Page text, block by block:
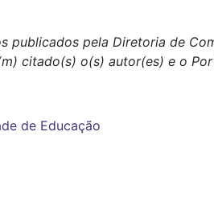
pela Diretoria de
citado(s) o(s) autor(es) e o
de Educação